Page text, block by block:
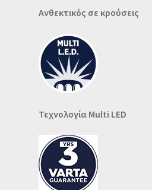
Ανθεκτικός σε κρούσεις
Τεχνολογία Multi LED